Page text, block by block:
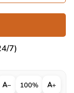
7)
− 100% +